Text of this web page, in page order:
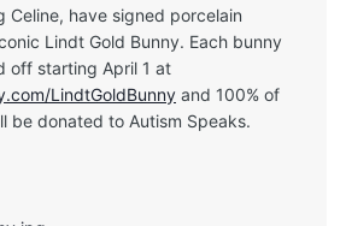
Celine, have signed porcelain
Lindt Gold Bunny. Each bunny
off starting April 1 at
LindtGoldBunny and 100% of
be donated to Autism Speaks.